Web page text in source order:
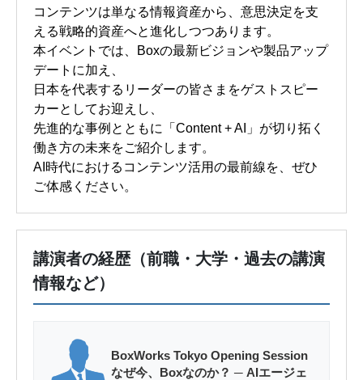
コンテンツは単なる情報資産から、意思決定を支
える戦略的資産へと進化しつつあります。
本イベントでは、Boxの最新ビジョンや製品アップ
デートに加え、
日本を代表するリーダーの皆さまをゲストスピー
カーとしてお迎えし、
先進的な事例とともに「Content + AI」が切り拓く
働き方の未来をご紹介します。
AI時代におけるコンテンツ活用の最前線を、ぜひ
ご体感ください。
講演者の経歴（前職・大学・過去の講演
情報など）
BoxWorks Tokyo Opening Session
なぜ今、Boxなのか？ ─ AIエージェ